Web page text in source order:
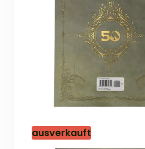
ausverkauft